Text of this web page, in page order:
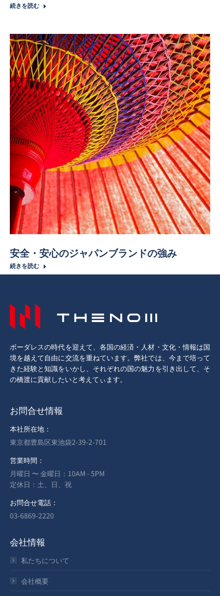
続きを読む
安全・安心のジャパンブランドの強み
続きを読む
ボーダレスの時代を迎えて、各国の経済・人材・文化・情報は国
境を越えて自由に交流を重ねています。弊社では、今まで培って
きた経験と知識をいかし、それぞれの国の魅力を引き出して、そ
の橋渡に貢献したいと考えてぃます。
お問合せ情報
本社所在地：
東京都豊島区東池袋2-39-2-701
営業時間：
月曜日 〜 金曜日：10AM - 5PM
定休日：土、日、祝
お問合せ電話：
‬03-6869-2220
会社情報
私たちについて
会社概要